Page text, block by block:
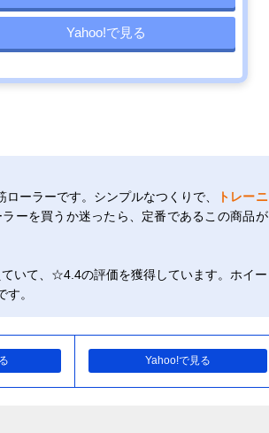
Yahoo!で見る
ーラーです。シンプルなつくりで、
トレーニ
ーを買うか迷ったら、定番であるこの商品が
いて、☆4.4の評価を獲得しています。ホイー
。
Yahoo!で見る